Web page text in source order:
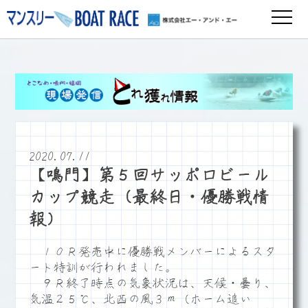
2020.07.11
【鳴門】第５回サッポロビール
カップ競走（最終日・優勝戦情
報）
１０Ｒ発売中に優勝戦メンバーによるスタ
ート特訓が行われました。
９Ｒ終了時点の気象状況は、天候・曇り、
気温２５℃、北西の風３ｍ（ホーム追い